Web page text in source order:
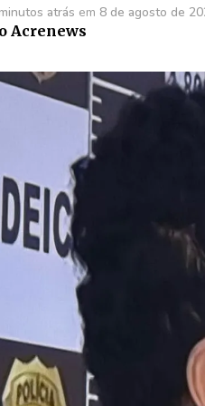
atrás em 8 de agosto de
Acrenews